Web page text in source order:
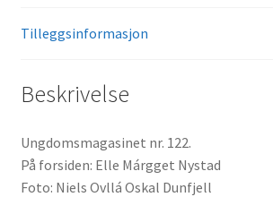
Tilleggsinformasjon
Beskrivelse
Ungdomsmagasinet nr. 122.
På forsiden: Elle Márgget Nystad
Foto: Niels Ovllá Oskal Dunfjell